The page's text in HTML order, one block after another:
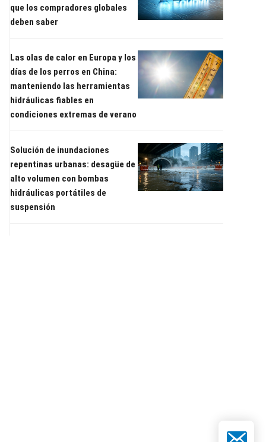
que los compradores globales
deben saber
Las olas de calor en Europa y los
días de los perros en China:
manteniendo las herramientas
hidráulicas fiables en
condiciones extremas de verano
Solución de inundaciones
repentinas urbanas: desagüe de
alto volumen con bombas
hidráulicas portátiles de
suspensión
Correo